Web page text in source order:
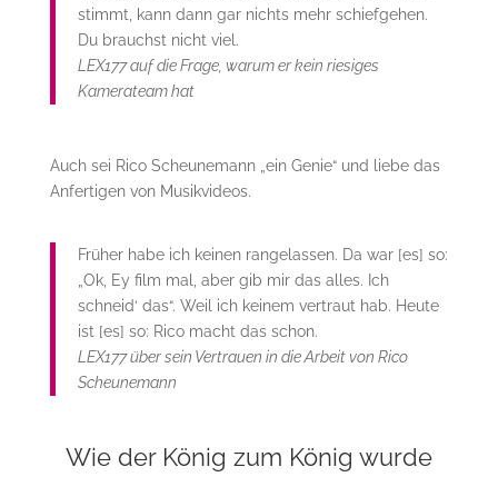
stimmt, kann dann gar nichts mehr schiefgehen.
Du brauchst nicht viel.
LEX177 auf die Frage, warum er kein riesiges
Kamerateam hat
Auch sei Rico Scheunemann „ein Genie“ und liebe das
Anfertigen von Musikvideos.
Früher habe ich keinen rangelassen. Da war [es] so:
„Ok, Ey film mal, aber gib mir das alles. Ich
schneid‘ das“. Weil ich keinem vertraut hab. Heute
ist [es] so: Rico macht das schon.
LEX177 über sein Vertrauen in die Arbeit von Rico
Scheunemann
Wie der König zum König wurde